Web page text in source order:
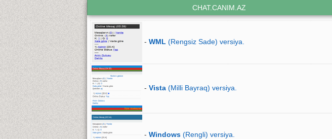
CHAT.CANIM.AZ
- WML (Rengsiz Sade) versiya.
- Vista (Milli Bayraq) versiya.
- Windows (Rengli) versiya.